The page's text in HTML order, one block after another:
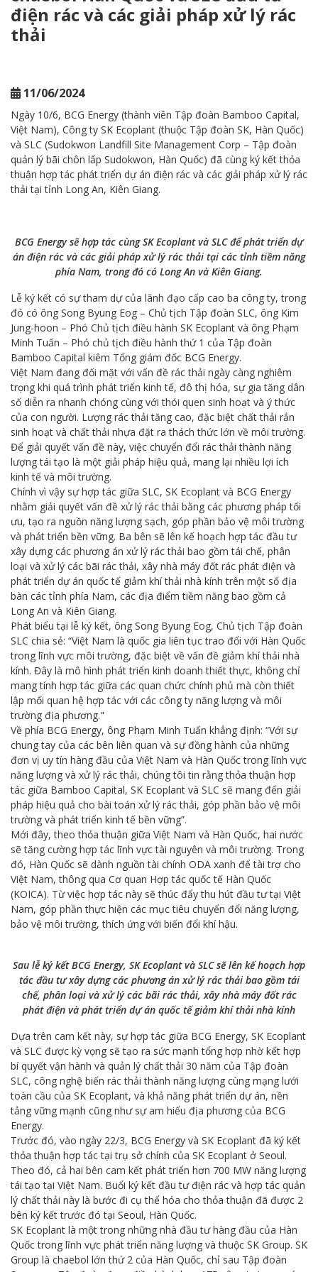
TƯ
ESG
NGHIỆP
TRUYỀN
THÔNG
Tin tức
Trang Năng lượng & Cuộc sống
điện rác và các giải pháp xử lý rác
thải
11/06/2024
Ngày 10/6, BCG Energy (thành viên Tập đoàn Bamboo Capital,
Việt Nam), Công ty SK Ecoplant (thuộc Tập đoàn SK, Hàn Quốc)
và SLC (Sudokwon Landfill Site Management Corp – Tập đoàn
quản lý bãi chôn lấp Sudokwon, Hàn Quốc) đã cùng ký kết thỏa
thuận hợp tác phát triển dự án điện rác và các giải pháp xử lý rác
thải tại tỉnh Long An, Kiên Giang.
BCG Energy sẽ hợp tác cùng SK Ecoplant và SLC để phát triển dự
án điện rác và các giải pháp xử lý rác thải tại các tỉnh tiềm năng
phía Nam, trong đó có Long An và Kiên Giang.
Lễ ký kết có sự tham dự của lãnh đạo cấp cao ba công ty, trong
đó có ông Song Byung Eog – Chủ tịch Tập đoàn SLC, ông Kim
Jung-hoon – Phó Chủ tịch điều hành SK Ecoplant và ông Phạm
Minh Tuấn – Phó chủ tịch điều hành thứ 1 của Tập đoàn
Bamboo Capital kiêm Tổng giám đốc BCG Energy.
Việt Nam đang đối mặt với vấn đề rác thải ngày càng nghiêm
trọng khi quá trình phát triển kinh tế, đô thị hóa, sự gia tăng dân
số diễn ra nhanh chóng cùng với thói quen sinh hoạt và ý thức
của con người. Lượng rác thải tăng cao, đặc biệt chất thải rắn
sinh hoạt và chất thải nhựa đặt ra thách thức lớn về môi trường.
Để giải quyết vấn đề này, việc chuyển đổi rác thải thành năng
lượng tái tạo là một giải pháp hiệu quả, mang lại nhiều lợi ích
kinh tế và môi trường.
Chính vì vậy sự hợp tác giữa SLC, SK Ecoplant và BCG Energy
nhằm giải quyết vấn đề xử lý rác thải bằng các phương pháp tối
ưu, tạo ra nguồn năng lượng sạch, góp phần bảo vệ môi trường
và phát triển bền vững. Ba bên sẽ lên kế hoạch hợp tác đầu tư
xây dựng các phương án xử lý rác thải bao gồm tái chế, phân
loại và xử lý các bãi rác thải, xây nhà máy đốt rác phát điện và
phát triển dự án quốc tế giảm khí thải nhà kính trên một số địa
bàn các tỉnh phía Nam, các địa điểm tiềm năng bao gồm cả
Long An và Kiên Giang.
Phát biểu tại lễ ký kết, ông Song Byung Eog, Chủ tịch Tập đoàn
SLC chia sẻ: “Việt Nam là quốc gia liên tục trao đổi với Hàn Quốc
trong lĩnh vực môi trường, đặc biệt về vấn đề giảm khí thải nhà
kính. Đây là mô hình phát triển kinh doanh thiết thực, không chỉ
mang tính hợp tác giữa các quan chức chính phủ mà còn thiết
lập mối quan hệ hợp tác với các công ty năng lượng và môi
trường địa phương."
Về phía BCG Energy, ông Phạm Minh Tuấn khẳng định: “Với sự
chung tay của các bên liên quan và sự đồng hành của những
đơn vị uy tín hàng đầu của Việt Nam và Hàn Quốc trong lĩnh vực
năng lượng và xử lý rác thải, chúng tôi tin rằng thỏa thuận hợp
tác giữa Bamboo Capital, SK Ecoplant và SLC sẽ mang đến giải
pháp hiệu quả cho bài toán xử lý rác thải, góp phần bảo vệ môi
trường và phát triển kinh tế bền vững”.
Mới đây, theo thỏa thuận giữa Việt Nam và Hàn Quốc, hai nước
sẽ tăng cường hợp tác lĩnh vực tài nguyên và môi trường. Trong
đó, Hàn Quốc sẽ dành nguồn tài chính ODA xanh để tài trợ cho
Việt Nam, thông qua Cơ quan Hợp tác quốc tế Hàn Quốc
(KOICA). Từ việc hợp tác này sẽ thúc đẩy thu hút đầu tư tại Việt
Nam, góp phần thực hiện các mục tiêu chuyển đổi năng lượng,
bảo vệ môi trường, thích ứng với biến đổi khí hậu.
Sau lễ ký kết BCG Energy, SK Ecoplant và SLC sẽ lên kế hoạch hợp
tác đầu tư xây dựng các phương án xử lý rác thải bao gồm tái
chế, phân loại và xử lý các bãi rác thải, xây nhà máy đốt rác
phát điện và phát triển dự án quốc tế giảm khí thải nhà kính
Dựa trên cam kết này, sự hợp tác giữa BCG Energy, SK Ecoplant
và SLC được kỳ vọng sẽ tạo ra sức mạnh tổng hợp nhờ kết hợp
bí quyết vận hành và quản lý chất thải 30 năm của Tập đoàn
SLC, công nghệ biến rác thải thành năng lượng cùng mạng lưới
toàn cầu của SK Ecoplant, và khả năng phát triển dự án, nền
tảng vững mạnh cũng như sự am hiểu địa phương của BCG
Energy.
Trước đó, vào ngày 22/3, BCG Energy và SK Ecoplant đã ký kết
thỏa thuận hợp tác tại trụ sở chính của SK Ecoplant ở Seoul.
Theo đó, cả hai bên cam kết phát triển hơn 700 MW năng lượng
tái tạo tại Việt Nam. Buổi ký kết đầu tư điện rác và hợp tác quản
lý chất thải này là bước đi cụ thể hóa cho thỏa thuận đã được 2
bên ký kết trước đó tại Seoul, Hàn Quốc.
SK Ecoplant là một trong những nhà đầu tư hàng đầu của Hàn
Quốc trong lĩnh vực phát triển năng lượng và thuộc SK Group. SK
Group là chaebol lớn thứ 2 của Hàn Quốc, chỉ sau Tập đoàn